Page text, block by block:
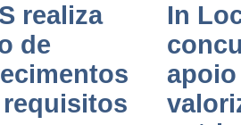
realiza
de
In
apoio